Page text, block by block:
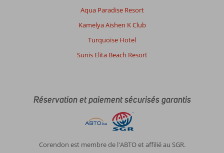
Aqua Paradise Resort
Kamelya Aishen K Club
Turquoise Hotel
Sunis Elita Beach Resort
Réservation et paiement sécurisés garantis
Corendon est membre de l'ABTO et affilié au SGR.